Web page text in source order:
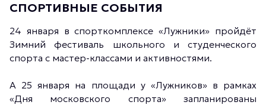
СПОРТИВНЫЕ СОБЫТИЯ
24 января в спорткомплексе «Лужники» пройдёт
Зимний фестиваль школьного и студенческого
спорта с мастер-классами и активностями.
А 25 января на площади у «Лужников» в рамках
«Дня московского спорта» запланированы